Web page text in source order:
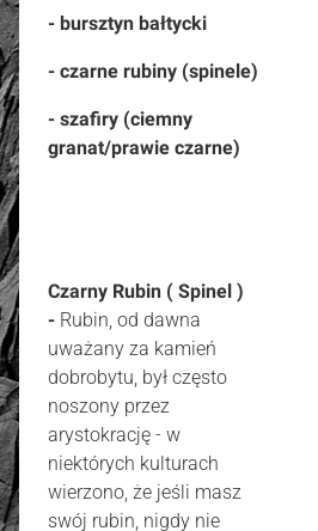
- bursztyn bałtycki
- czarne rubiny (spinele)
- szafiry (ciemny
granat/prawie czarne)
Czarny Rubin ( Spinel )
- Rubin, od dawna
uważany za kamień
dobrobytu, był często
noszony przez
arystokrację - w
niektórych kulturach
wierzono, że jeśli masz
swój rubin, nigdy nie